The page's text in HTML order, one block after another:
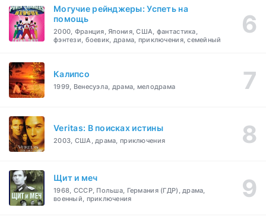
Могучие рейнджеры: Успеть на
помощь
2000, Франция, Япония, США, фантастика,
фэнтези, боевик, драма, приключения, семейный
Калипсо
1999, Венесуэла, драма, мелодрама
Veritas: В поисках истины
2003, США, драма, приключения
Щит и меч
1968, СССР, Польша, Германия (ГДР), драма,
военный, приключения